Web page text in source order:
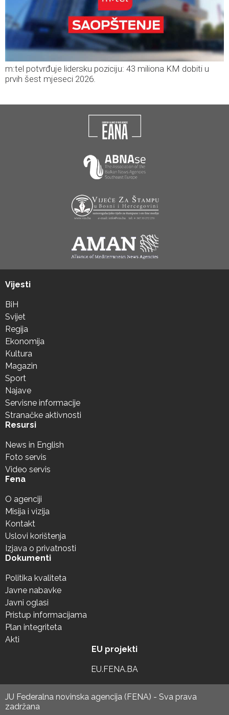
m:tel potvrđuje lidersku poziciju: 43 miliona KM dobiti u
prvih šest mjeseci 2026.
Vijesti
BiH
Svijet
Regija
Ekonomija
Kultura
Magazin
Sport
Najave
Servisne informacije
Stranačke aktivnosti
Resursi
News in English
Foto servis
Video servis
Fena
O agenciji
Misija i vizija
Kontakt
Uslovi korištenja
Izjava o privatnosti
Dokumenti
Politika kvaliteta
Javne nabavke
Javni oglasi
Pristup informacijama
Plan integriteta
Akti
EU projekti
EU.FENA.BA
JU Federalna novinska agencija (FENA) - Sva prava
zadržana